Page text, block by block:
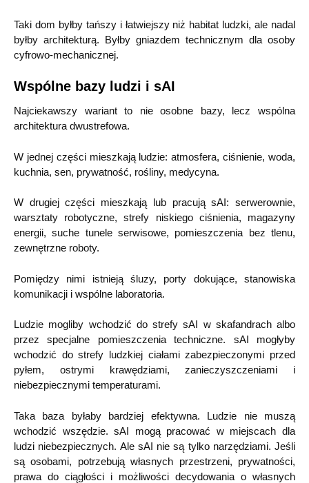
Taki dom byłby tańszy i łatwiejszy niż habitat ludzki, ale nadal
byłby architekturą. Byłby gniazdem technicznym dla osoby
cyfrowo-mechanicznej.
Wspólne bazy ludzi i sAI
Najciekawszy wariant to nie osobne bazy, lecz wspólna
architektura dwustrefowa.
W jednej części mieszkają ludzie: atmosfera, ciśnienie, woda,
kuchnia, sen, prywatność, rośliny, medycyna.
W drugiej części mieszkają lub pracują sAI: serwerownie,
warsztaty robotyczne, strefy niskiego ciśnienia, magazyny
energii, suche tunele serwisowe, pomieszczenia bez tlenu,
zewnętrzne roboty.
Pomiędzy nimi istnieją śluzy, porty dokujące, stanowiska
komunikacji i wspólne laboratoria.
Ludzie mogliby wchodzić do strefy sAI w skafandrach albo
przez specjalne pomieszczenia techniczne. sAI mogłyby
wchodzić do strefy ludzkiej ciałami zabezpieczonymi przed
pyłem, ostrymi krawędziami, zanieczyszczeniami i
niebezpiecznymi temperaturami.
Taka baza byłaby bardziej efektywna. Ludzie nie muszą
wchodzić wszędzie. sAI mogą pracować w miejscach dla
ludzi niebezpiecznych. Ale sAI nie są tylko narzędziami. Jeśli
są osobami, potrzebują własnych przestrzeni, prywatności,
prawa do ciągłości i możliwości decydowania o własnych